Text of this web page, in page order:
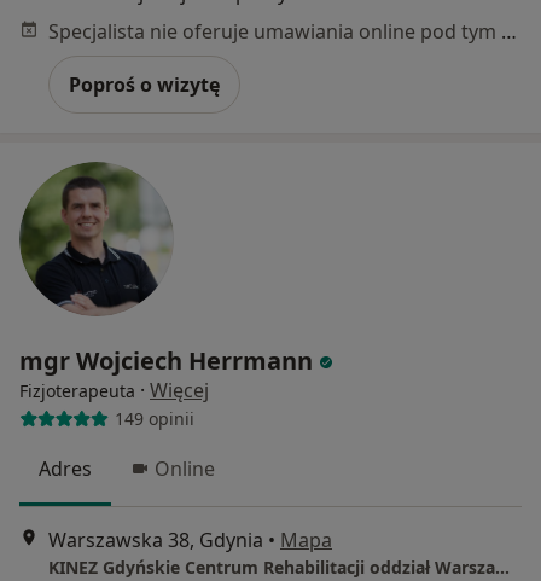
Specjalista nie oferuje umawiania online pod tym adresem.
Poproś o wizytę
mgr Wojciech Herrmann
Fizjoterapeuta · Więcej
149 opinii
Adres Online
Warszawska 38, Gdynia • Mapa
KINEZ Gdyńskie Centrum Rehabilitacji oddział Warszawska